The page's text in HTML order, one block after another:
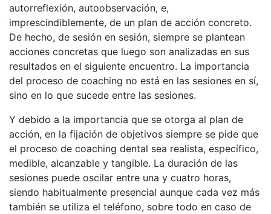
autorreflexión, autoobservación, e,
imprescindiblemente, de un plan de acción concreto.
De hecho, de sesión en sesión, siempre se plantean
acciones concretas que luego son analizadas en sus
resultados en el siguiente encuentro. La importancia
del proceso de coaching no está en las sesiones en sí,
sino en lo que sucede entre las sesiones.
Y debido a la importancia que se otorga al plan de
acción, en la fijación de objetivos siempre se pide que
el proceso de coaching dental sea realista, específico,
medible, alcanzable y tangible. La duración de las
sesiones puede oscilar entre una y cuatro horas,
siendo habitualmente presencial aunque cada vez más
también se utiliza el teléfono, sobre todo en caso de